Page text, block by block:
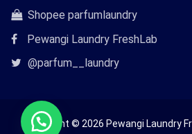
Instagram
Tautan
Shopee
Shopee parfumlaundry
Pewangi Laundry FreshLab
Tautan@parfum__laundry
Copyright © 2026 Pewangi Laundry